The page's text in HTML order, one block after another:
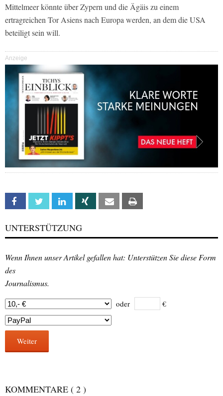
Mittelmeer könnte über Zypern und die Ägäis zu einem
ertragreichen Tor Asiens nach Europa werden, an dem die USA
beteiligt sein will.
Anzeige
Facebook Twitter Linkedin Xing Email
UNTERSTÜTZUNG
Wenn Ihnen unser Artikel gefallen hat: Unterstützen Sie diese Form
des
Journalismus.
oder €
Weiter
KOMMENTARE ( 2 )